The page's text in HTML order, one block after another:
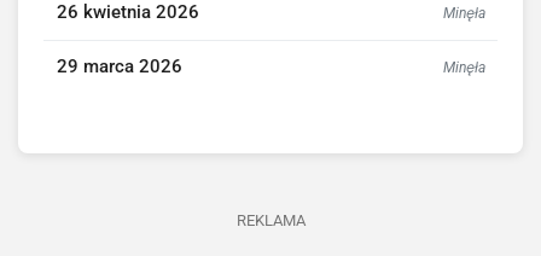
26 kwietnia 2026 Minęła
29 marca 2026 Minęła
REKLAMA